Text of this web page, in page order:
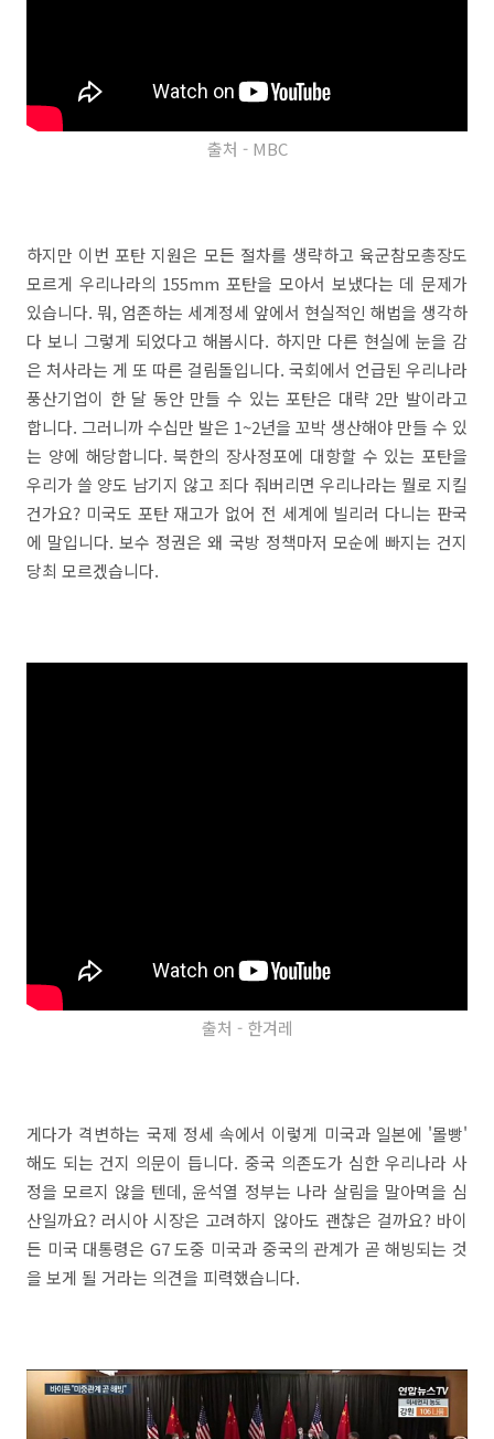
출처 - MBC
하지만 이번 포탄 지원은 모든 절차를 생략하고 육군참모총장도
모르게 우리나라의 155mm 포탄을 모아서 보냈다는 데 문제가
있습니다. 뭐, 엄존하는 세계정세 앞에서 현실적인 해법을 생각하
다 보니 그렇게 되었다고 해봅시다. 하지만 다른 현실에 눈을 감
은 처사라는 게 또 따른 걸림돌입니다. 국회에서 언급된 우리나라
풍산기업이 한 달 동안 만들 수 있는 포탄은 대략 2만 발이라고
합니다. 그러니까 수십만 발은 1~2년을 꼬박 생산해야 만들 수 있
는 양에 해당합니다. 북한의 장사정포에 대항할 수 있는 포탄을
우리가 쓸 양도 남기지 않고 죄다 줘버리면 우리나라는 뭘로 지킬
건가요? 미국도 포탄 재고가 없어 전 세계에 빌리러 다니는 판국
에 말입니다. 보수 정권은 왜 국방 정책마저 모순에 빠지는 건지
당최 모르겠습니다.
출처 - 한겨레
게다가 격변하는 국제 정세 속에서 이렇게 미국과 일본에 '몰빵'
해도 되는 건지 의문이 듭니다. 중국 의존도가 심한 우리나라 사
정을 모르지 않을 텐데, 윤석열 정부는 나라 살림을 말아먹을 심
산일까요? 러시아 시장은 고려하지 않아도 괜찮은 걸까요? 바이
든 미국 대통령은 G7 도중 미국과 중국의 관계가 곧 해빙되는 것
을 보게 될 거라는 의견을 피력했습니다.